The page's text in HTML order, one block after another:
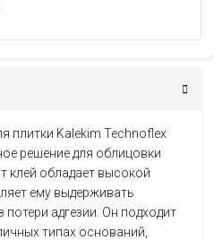
плитки Kalekim Technoflex
решение для облицовки
клей обладает высокой
ему выдерживать
адгезии. Он подходит
типах оснований,